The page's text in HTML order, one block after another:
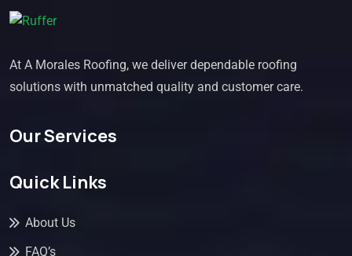
At A Morales Roofing, we deliver dependable roofing
solutions with unmatched quality and customer care.
Our Services
Quick Links
About Us
FAQ’s